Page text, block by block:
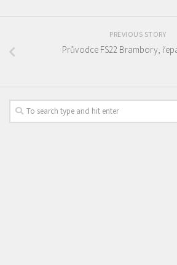
PREVIOUS STORY
Průvodce FS22 Brambory,